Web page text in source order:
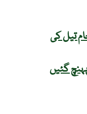
تیل کی
گئیں